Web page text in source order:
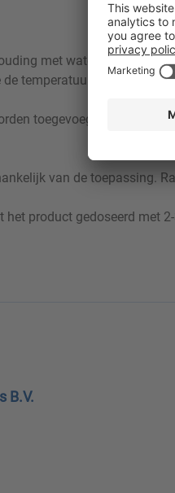
met water worden
temperatuur stijgt.
toegevoegd of via
van de toepassing.
product gedoseerd met
B.V.